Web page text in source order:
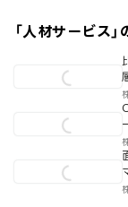
「人材サービス